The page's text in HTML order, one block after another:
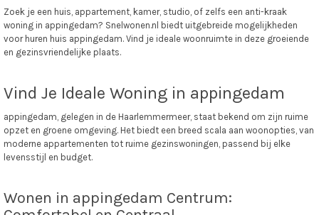
Zoek je een huis, appartement, kamer, studio, of zelfs een anti-kraak
woning in appingedam? Snelwonen.nl biedt uitgebreide mogelijkheden
voor huren huis appingedam. Vind je ideale woonruimte in deze groeiende
en gezinsvriendelijke plaats.
Vind Je Ideale Woning in appingedam
appingedam, gelegen in de Haarlemmermeer, staat bekend om zijn ruime
opzet en groene omgeving. Het biedt een breed scala aan woonopties, van
moderne appartementen tot ruime gezinswoningen, passend bij elke
levensstijl en budget.
Wonen in appingedam Centrum: